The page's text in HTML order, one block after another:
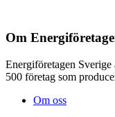
Om
Energiföretagen Sverige
500 företag som
Om oss